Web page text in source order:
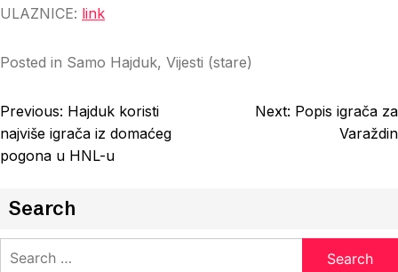
ULAZNICE: link
Posted in Samo Hajduk, Vijesti (stare)
Post
navigation
Previous: Hajduk koristi
najviše igrača iz domaćeg
pogona u HNL-u
Next: Popis igrača za
Varaždin
Search
Search